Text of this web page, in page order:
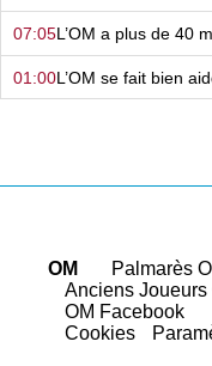
07:05
01:00L’OM se fait bien
Convoqué par la
OM Palmarès
Anciens Joueurs
OM Facebook
Cookies